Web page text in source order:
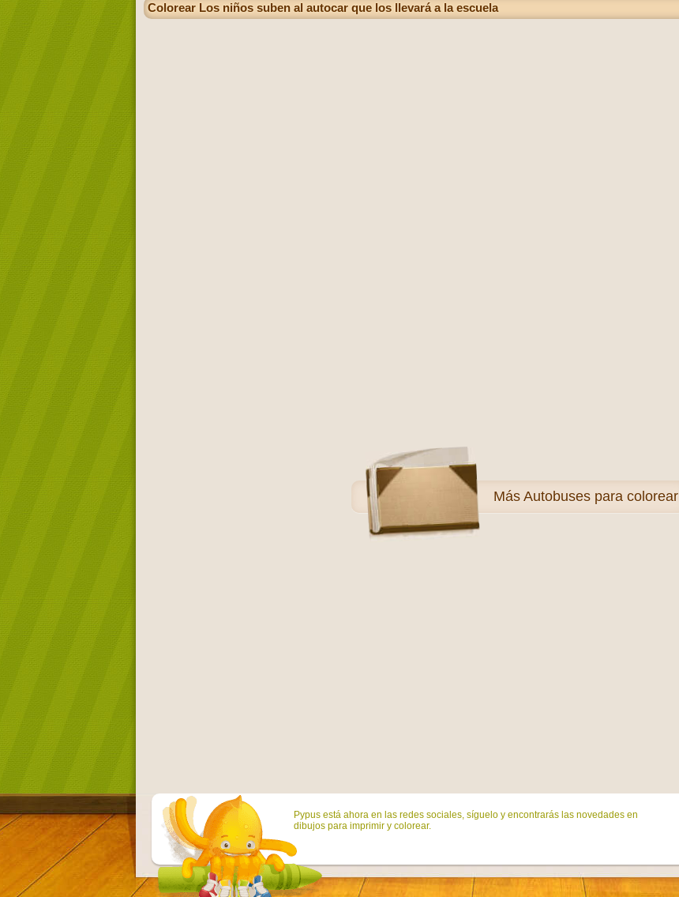
Colorear Los niños suben al autocar que los llevará a la escuela
Más Autobuses para colorear
Pypus está ahora en las redes sociales, síguelo y encontrarás las novedades en
dibujos para imprimir y colorear.